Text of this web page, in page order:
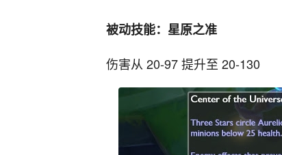
被动技能：星原之准
伤害从 20-97 提升至 20-130